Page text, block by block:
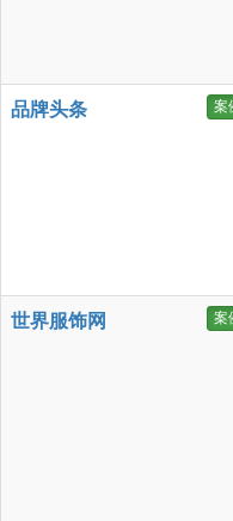
品牌头条 案
世界服饰网 案